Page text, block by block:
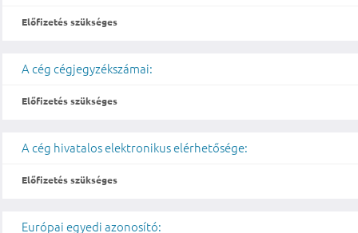
Előfizetés szükséges
A cég cégjegyzékszámai:
Előfizetés szükséges
A cég hivatalos elektronikus elérhetősége:
Előfizetés szükséges
Európai egyedi azonosító: